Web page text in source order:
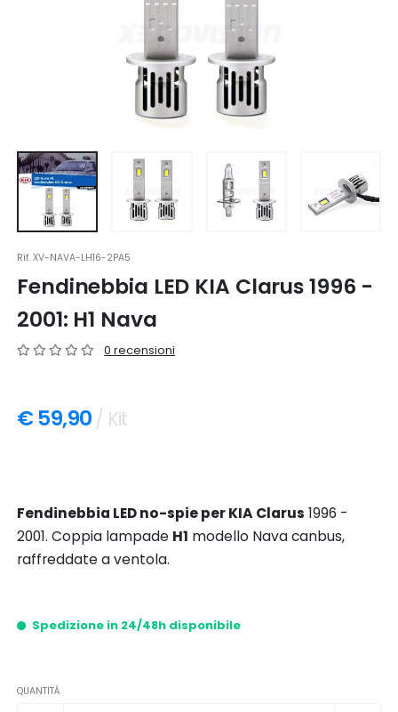
Rif.XV-NAVA-LH16-2PA5
Fendinebbia LED KIA Clarus 1996 -
2001: H1 Nava
0 recensioni
€ 59,90 / Kit
Fendinebbia LED no-spie per KIA Clarus 1996 -
2001. Coppia lampade H1 modello Nava canbus,
raffreddate a ventola.
Spedizione in 24/48h disponibile
QUANTITÀ